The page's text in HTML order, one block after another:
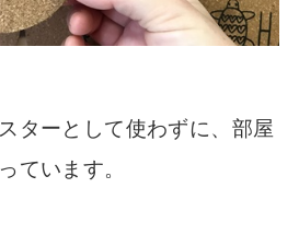
ターとして使わずに、部屋
ています。